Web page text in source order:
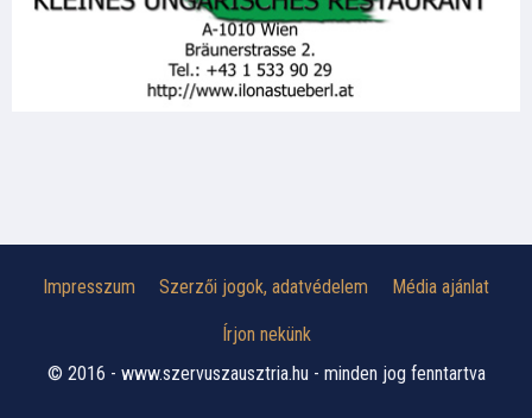
Impresszum Szerzői jogok, adatvédelem Média ajánlat
Írjon nekünk
© 2016 - www.szervuszausztria.hu - minden jog fenntartva